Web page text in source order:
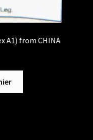
A1) from CHINA